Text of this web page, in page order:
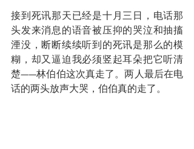
接到死讯那天已经是十月三日，电话那
头发来消息的语音被压抑的哭泣和抽搐
湮没，断断续续听到的死讯是那么的模
糊，却又逼迫我必须竖起耳朵把它听清
楚——林伯伯这次真走了。两人最后在电
话的两头放声大哭，伯伯真的走了。